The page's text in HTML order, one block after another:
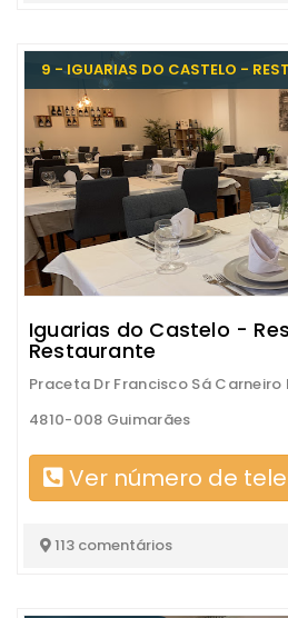
9 - IGUARIAS DO CASTELO -
Iguarias do Castelo -
Restaurante
Praceta Dr Francisco Sá Carneiro
4810-008 Guimarães
Ver número de
113 comentários